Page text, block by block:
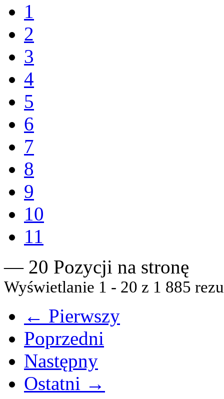
1
2
3
4
5
6
7
8
9
10
11
— 20 Pozycji na stronę
Wyświetlanie 1 - 20 z 1 885
← Pierwszy
Poprzedni
Następny
Ostatni →